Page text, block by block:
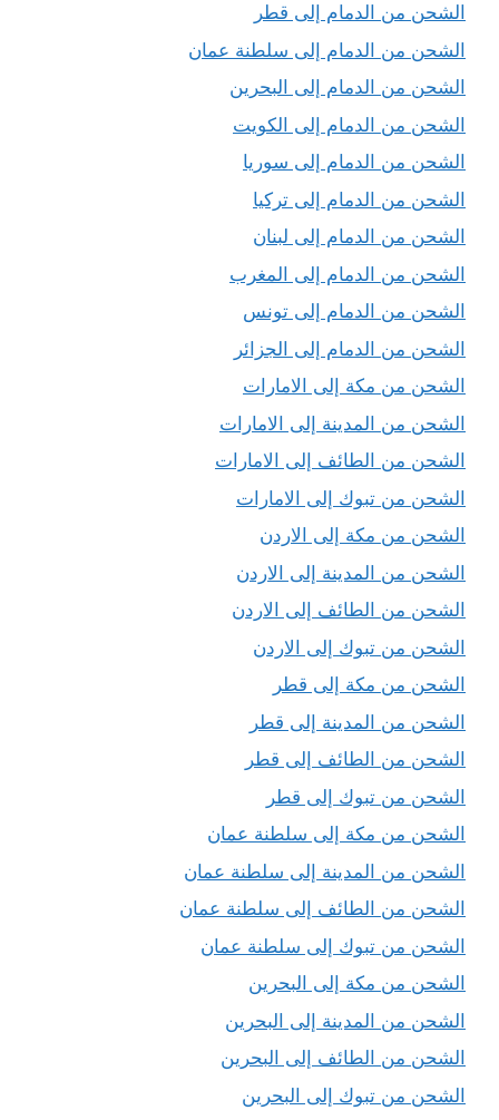
الشحن من الدمام إلى قطر
الشحن من الدمام إلى سلطنة عمان
الشحن من الدمام إلى البحرين
الشحن من الدمام إلى الكويت
الشحن من الدمام إلى سوريا
الشحن من الدمام إلى تركيا
الشحن من الدمام إلى لبنان
الشحن من الدمام إلى المغرب
الشحن من الدمام إلى تونس
الشحن من الدمام إلى الجزائر
الشحن من مكة إلى الامارات
الشحن من المدينة إلى الامارات
الشحن من الطائف إلى الامارات
الشحن من تبوك إلى الامارات
الشحن من مكة إلى الاردن
الشحن من المدينة إلى الاردن
الشحن من الطائف إلى الاردن
الشحن من تبوك إلى الاردن
الشحن من مكة إلى قطر
الشحن من المدينة إلى قطر
الشحن من الطائف إلى قطر
الشحن من تبوك إلى قطر
الشحن من مكة إلى سلطنة عمان
الشحن من المدينة إلى سلطنة عمان
الشحن من الطائف إلى سلطنة عمان
الشحن من تبوك إلى سلطنة عمان
الشحن من مكة إلى البحرين
الشحن من المدينة إلى البحرين
الشحن من الطائف إلى البحرين
الشحن من تبوك إلى البحرين